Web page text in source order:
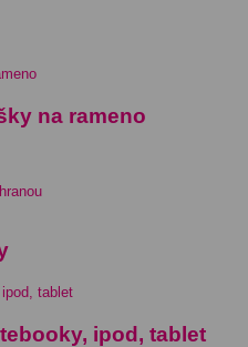
na rameno
ipod, tablet